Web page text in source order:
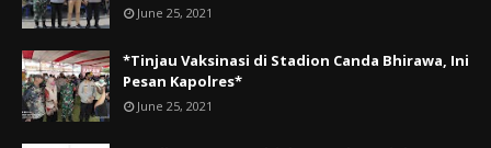
June 25, 2021
*Tinjau Vaksinasi di Stadion Canda Bhirawa, Ini
Pesan Kapolres*
June 25, 2021